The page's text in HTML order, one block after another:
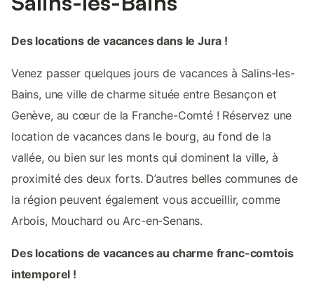
Des locations de vacances dans le Jura !
Venez passer quelques jours de vacances à Salins-les-
Bains, une ville de charme située entre Besançon et
Genève, au cœur de la Franche-Comté ! Réservez une
location de vacances dans le bourg, au fond de la
vallée, ou bien sur les monts qui dominent la ville, à
proximité des deux forts. D’autres belles communes de
la région peuvent également vous accueillir, comme
Arbois, Mouchard ou Arc-en-Senans.
Des locations de vacances au charme franc-comtois
intemporel !